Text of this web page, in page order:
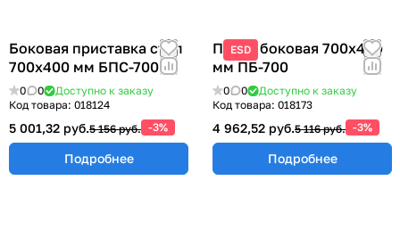
Боковая приставка стол
700х400 мм БПС-700
0 0
Доступно к заказу
Код товара: 018124
5 001,32 руб.5 156 руб. -3%
Подробнее
ESD
Полка боковая 700х400
мм ПБ-700
0 0
Доступно к заказу
Код товара: 018173
4 962,52 руб.5 116 руб. -3%
Подробнее